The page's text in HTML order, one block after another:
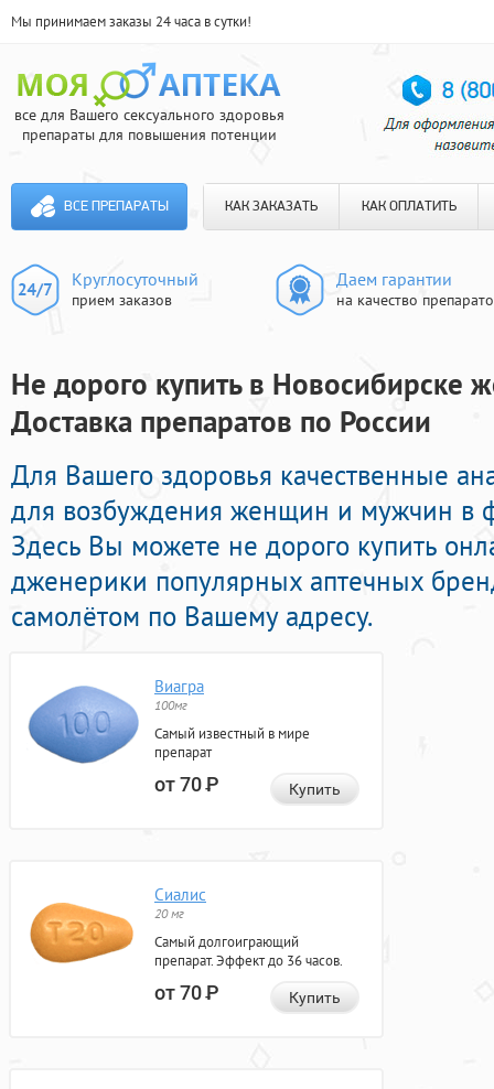
Мы принимаем заказы 24 часа в сутки!
все для Вашего сексуального здоровья
препараты для повышения потенции
ВСЕ ПРЕПАРАТЫ КАК ЗАКАЗАТЬ КАК ОПЛАТИТЬ
Круглосуточный
прием заказов
Даем гарантии
на качество
Не дорого купить в Новосибирске
Доставка препаратов по России
Для Вашего здоровья качественные
для возбуждения женщин и мужчин в
Здесь Вы можете не дорого купить
дженерики популярных аптечных
самолётом по Вашему адресу.
Виагра
100мг
Самый известный в мире
препарат
от 70Р Купить
Сиалис
20 мг
Самый долгоиграющий
препарат. Эффект до 36 часов.
от 70Р Купить